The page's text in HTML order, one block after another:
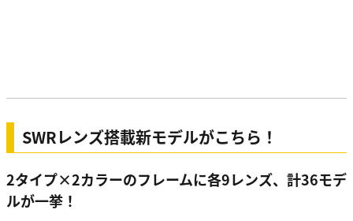
SWRレンズ搭載新モデルがこちら！
2タイプ×2カラーのフレームに各9レンズ、計36モデ
ルが一挙！